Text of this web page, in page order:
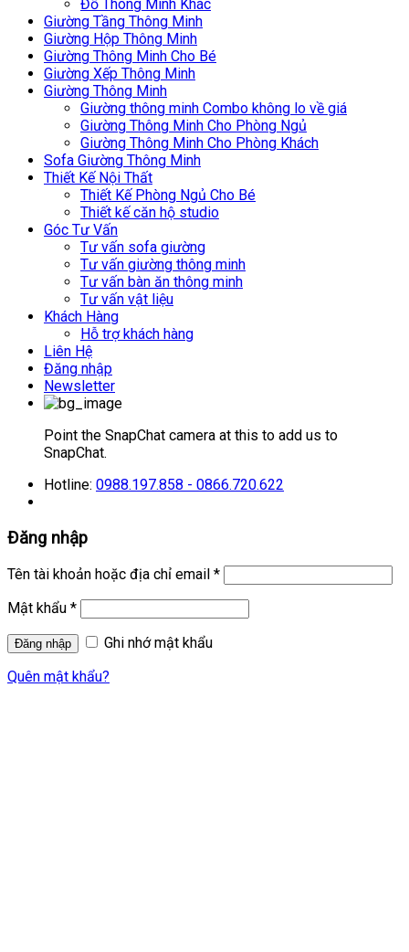
Đồ Thông Minh Khác
Giường Tầng Thông Minh
Giường Hộp Thông Minh
Giường Thông Minh Cho Bé
Giường Xếp Thông Minh
Giường Thông Minh
Giường thông minh Combo không lo về giá
Giường Thông Minh Cho Phòng Ngủ
Giường Thông Minh Cho Phòng Khách
Sofa Giường Thông Minh
Thiết Kế Nội Thất
Thiết Kế Phòng Ngủ Cho Bé
Thiết kế căn hộ studio
Góc Tư Vấn
Tư vấn sofa giường
Tư vấn giường thông minh
Tư vấn bàn ăn thông minh
Tư vấn vật liệu
Khách Hàng
Hỗ trợ khách hàng
Liên Hệ
Đăng nhập
Newsletter
Point the SnapChat camera at this to add us to
SnapChat.
Hotline: 0988.197.858 - 0866.720.622
Đăng nhập
Tên tài khoản hoặc địa chỉ email *
Mật khẩu *
Ghi nhớ mật khẩu
Quên mật khẩu?